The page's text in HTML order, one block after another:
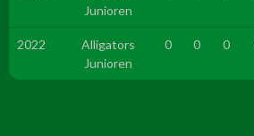
Junioren
2022
Alligators
Junioren
0 0 0